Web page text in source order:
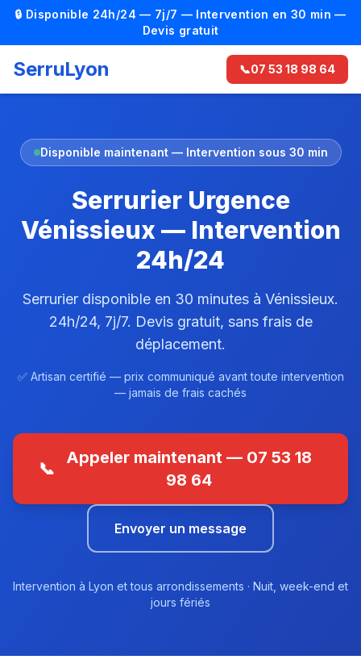
🔒 Disponible 24h/24 — 7j/7 — Intervention en 30 min —
Devis gratuit
SerruLyon 📞07 53 18 98 64
Disponible maintenant — Intervention sous 30 min
Serrurier Urgence
Vénissieux — Intervention
24h/24
Serrurier disponible en 30 minutes à Vénissieux.
24h/24, 7j/7. Devis gratuit, sans frais de
déplacement.
✅ Artisan certifié — prix communiqué avant toute intervention
— jamais de frais cachés
📞
Appeler maintenant — 07 53 18
98 64
Envoyer un message
Intervention à Lyon et tous arrondissements · Nuit, week-end et
jours fériés